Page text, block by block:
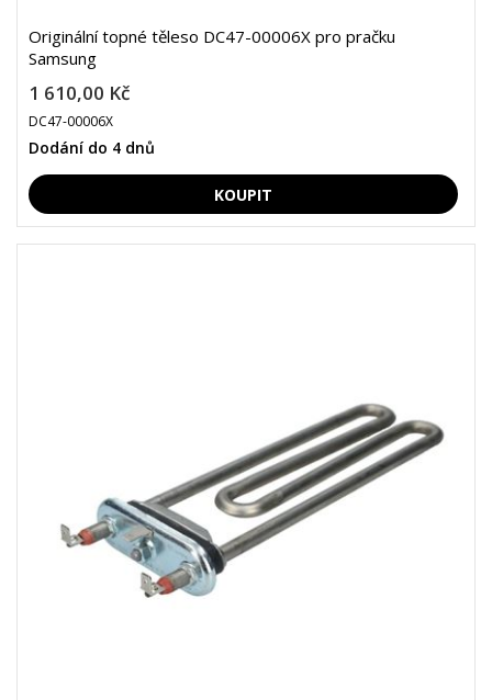
Originální topné těleso DC47-00006X pro pračku
Samsung
1 610,00 Kč
DC47-00006X
Dodání do 4 dnů